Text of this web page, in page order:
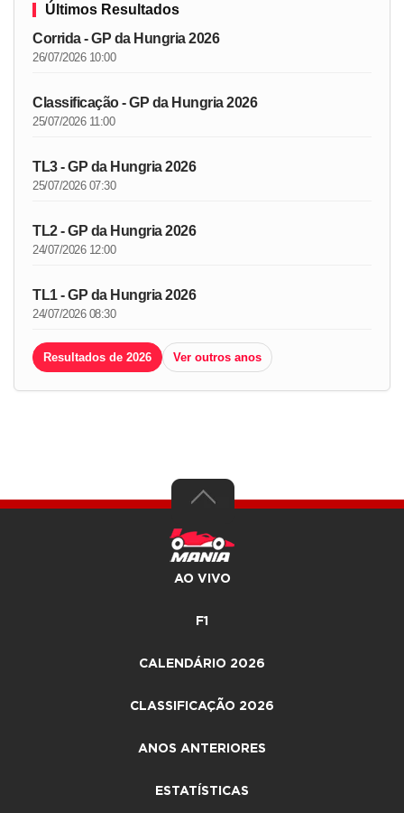
Últimos Resultados
Corrida - GP da Hungria 2026
26/07/2026 10:00
Classificação - GP da Hungria 2026
25/07/2026 11:00
TL3 - GP da Hungria 2026
25/07/2026 07:30
TL2 - GP da Hungria 2026
24/07/2026 12:00
TL1 - GP da Hungria 2026
24/07/2026 08:30
Resultados de 2026 Ver outros anos
AO VIVO
F1
CALENDÁRIO 2026
CLASSIFICAÇÃO 2026
ANOS ANTERIORES
ESTATÍSTICAS